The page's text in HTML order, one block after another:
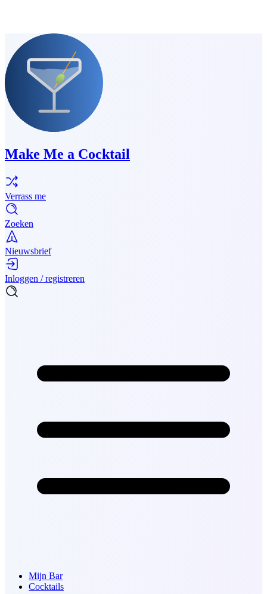
Make Me a Cocktail
Verrass me
Zoeken
Nieuwsbrief
Inloggen / registreren
Mijn Bar
Cocktails